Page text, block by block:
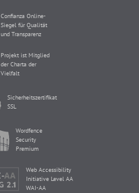
Confianza Online-
Siegel für Qualität
und Transparenz
Projekt ist Mitglied
der Charta der
Vielfalt
Sicherheitszertifikat
SSL
Wordfence
Security
Premium
Web Accessibility
Initiative Level AA
WAI-AA